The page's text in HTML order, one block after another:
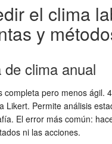
el clima
y
clima anual
completa pero menos ágil.
Likert. Permite análisis
El error más común:
ni las acciones.